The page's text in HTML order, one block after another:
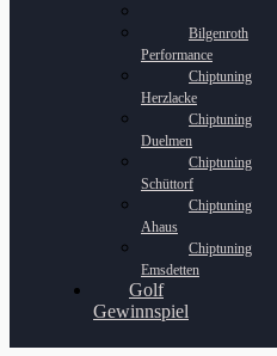
Bilgenroth
Performance
Chiptuning
Herzlacke
Chiptuning
Duelmen
Chiptuning
Schüttorf
Chiptuning
Ahaus
Chiptuning
Emsdetten
Golf
Gewinnspiel